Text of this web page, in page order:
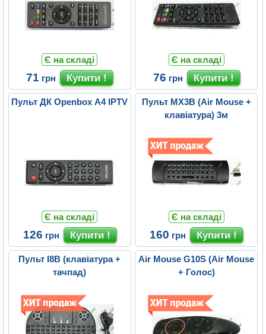
Є на складі
71 грн
Є на складі
76 грн
Пульт ДК Openbox A4 IPTV
Є на складі
126 грн
Пульт MX3B (Air Mouse +
клавіатура) 3м
Є на складі
160 грн
Пульт I8B (клавіатура +
тачпад)
Air Mouse G10S (Air Mouse
+ Голос)